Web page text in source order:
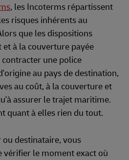
, les Incoterms répartissent
risques inhérents au
que les dispositions
à la couverture payée
une police
au pays de destination,
au coût, à la couverture et
assurer le trajet maritime.
quant à elles rien du tout.
destinataire, vous
vérifier le moment exact où